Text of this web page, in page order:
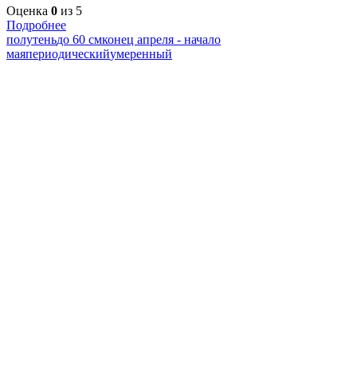
Оценка 0 из 5
Подробнее
полутеньдо 60 смконец апреля - начало
маяпериодическийумеренный